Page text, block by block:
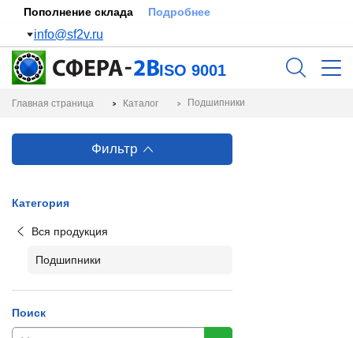
Пополнение склада Подробнее
info@sf2v.ru
ISO 9001
Главная страница Каталог Подшипники
Фильтр
Категория
Вся продукция
Подшипники
Поиск